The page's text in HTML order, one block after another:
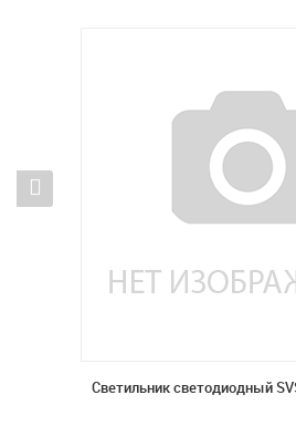
Светильник светодиодный